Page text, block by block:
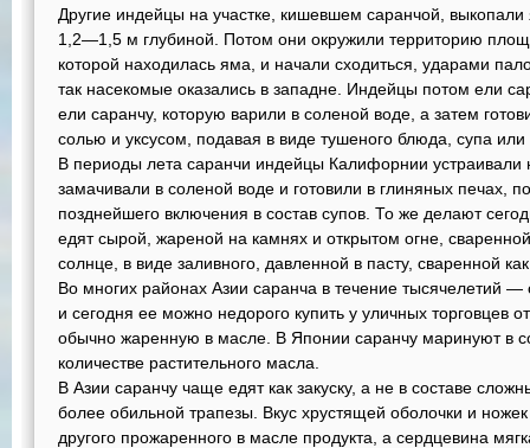
Другие индейцы на участке, кишевшем саранчой,
1,2—1,5 м глубиной. Потом они окружили территорию
которой находилась яма, и начали сходиться, ударами
так насекомые оказались в западне. Индейцы потом ели
ели саранчу, которую варили в соленой воде, а затем
солью и уксусом, подавая в виде тушеного блюда, супа
В периоды лета саранчи индейцы Калифорнии
замачивали в соленой воде и готовили в глиняных печах,
позднейшего включения в состав супов. То же делают
едят сырой, жареной на камнях и открытом огне,
солнце, в виде заливного, давленной в пасту, сваренной
Во многих районах Азии саранча в течение тысячелетий —
и сегодня ее можно недорого купить у уличных торговцев
обычно жаренную в масле. В Японии саранчу маринуют в
количестве растительного масла.
В Азии саранчу чаще едят как закуску, а не в составе
более обильной трапезы. Вкус хрустящей оболочки и
другого прожаренного в масле продукта, а сердцевина